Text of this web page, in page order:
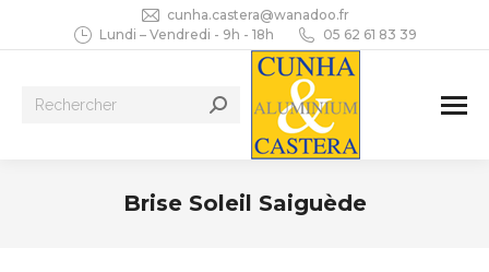
cunha.castera@wanadoo.fr
Lundi – Vendredi - 9h - 18h
05 62 61 83 39
Recherche
Brise Soleil Saiguède